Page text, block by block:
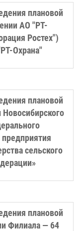
плановой
АО "РТ-
Ростех")
Охрана"
плановой
предприятия
сельского
плановой
Филиала — 64